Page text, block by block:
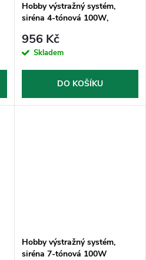
Hobby výstražný systém,
siréna 4-tónová 100W,
956 Kč
Skladem
DO KOŠÍKU
Hobby výstražný systém,
siréna 7-tónová 100W